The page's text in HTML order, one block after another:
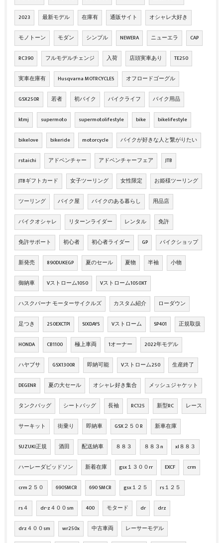
2023 最新モデル 在庫有 通販サイト オシャレ大好き
モノトーン モダン シンプル NEWERA ニューエラ CAP
RC390 フルモデルチェンジ 入荷 店頭実車あり TE250
実車在庫有 Husqvarna MOTRCYCLES オフロードゴーグル
GSX250R 若者 初バイク バイクライフ バイク用品
ktmj supermoto supermotolifestyle bike bikelifestyle
bikelove bikeride motorcycle バイクが好きな人と繋がりたい
rstaichi アドベンチャー アドベンチャーフェア JTB
JTBギフトカード 女子ツーリング 女性限定 お姫様ツーリング
ツーリング バイク屋 バイクのある暮らし 用品店
バイクオシャレ リターンライダー レンタル 免許
免許サポート 初心者 初心者ライダー GP バイクショップ
新発売 890DUKEGP 夏のセール 夏物 半袖 小物
御納車 Vストローム1050 Vストローム1050XT
ハスクバーナ モーターサイクルズ カスタム紹介 ローダウン
足つき 250EXCTPI SIXDAYS Vストローム SP401 正規取扱
HONDA CB1100 極上車両 1オーナー 2022年モデル
ハヤブサ GSX1300R 即納可能 Vストローム250 生産終了
DEGENR 夏の大セール オシャレ好き集合 メッシュジャケット
タンクバッグ シートバッグ 長袖 RC125 新型RC レース
サーキット 街乗り 即納車 GSX２５０R 新車在庫
SUZUKI正規 酒田 配送納車 ８８３ ８８３n xl８８３
ハーレーダビッドソン 新着在庫 gsx１３００rr EXCF crm
crm２５０ 690SMCR 690 SMCR gsx１２５ rs１２５
rs４ dr-z４００sm 400 モタード dr drz
drz４００sm wr250x 中古車両 レーサーモデル